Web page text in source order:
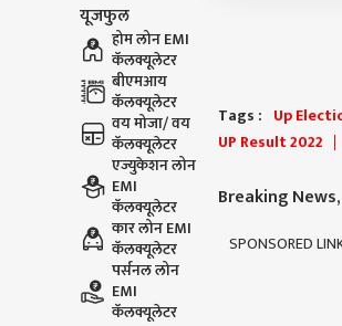
यूजफुल
होम लोन EMI
कॅलक्यूलेटर
बीएमआय
कॅलक्यूलेटर
वय मोजा/ वय
कॅलक्यूलेटर
एज्युकेशन लोन
EMI
कॅलक्यूलेटर
कार लोन EMI
कॅलक्यूलेटर
पर्सनल लोन
EMI
कॅलक्यूलेटर
Tags : Up
UP Result 2022
Breaking
SPONSORED